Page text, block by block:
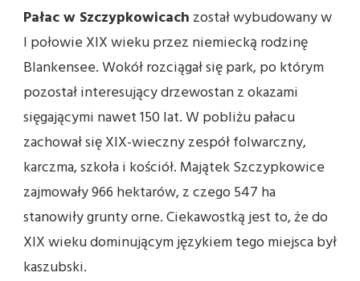
Pałac w Szczypkowicach został wybudowany w
I połowie XIX wieku przez niemiecką rodzinę
Blankensee. Wokół rozciągał się park, po którym
pozostał interesujący drzewostan z okazami
sięgającymi nawet 150 lat. W pobliżu pałacu
zachował się XIX-wieczny zespół folwarczny,
karczma, szkoła i kościół. Majątek Szczypkowice
zajmowały 966 hektarów, z czego 547 ha
stanowiły grunty orne. Ciekawostką jest to, że do
XIX wieku dominującym językiem tego miejsca był
kaszubski.